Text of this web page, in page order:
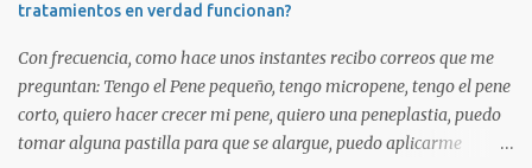
tratamientos en verdad funcionan?
Con frecuencia, como hace unos instantes recibo correos que me
preguntan: Tengo el Pene pequeño, tengo micropene, tengo el pene
corto, quiero hacer crecer mi pene, quiero una peneplastia, puedo
tomar alguna pastilla para que se alargue, puedo aplicarme